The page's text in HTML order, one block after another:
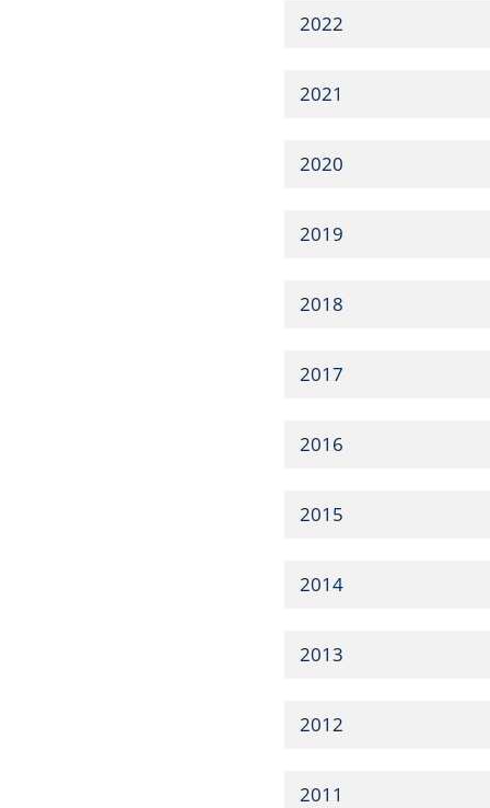
2022
2021
2020
2019
2018
2017
2016
2015
2014
2013
2012
2011